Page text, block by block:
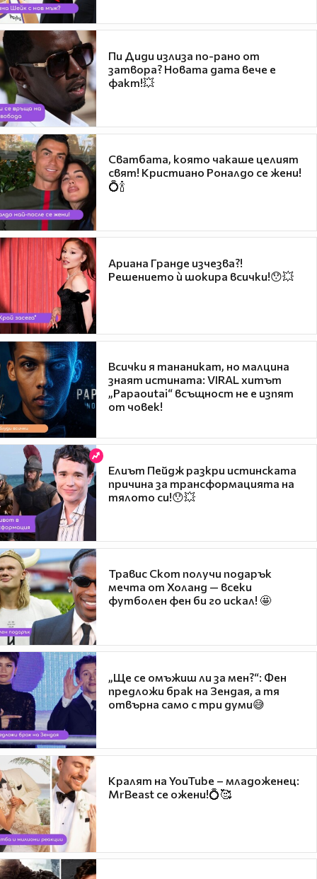
Пи Диди излиза по-рано от
затвора? Новата дата вече е
факт!💥
Сватбата, която чакаше целият
свят! Кристиано Роналдо се жени!
💍🍾
Ариана Гранде изчезва?!
Решението ѝ шокира всички!😯💥
Всички я тананикат, но малцина
знаят истината: VIRAL хитът
„Papaoutai“ всъщност не е изпят
от човек!
Елиът Пейдж разкри истинската
причина за трансформацията на
тялото си!😯💥
Травис Скот получи подарък
мечта от Холанд — всеки
футболен фен би го искал! 🤩
„Ще се омъжиш ли за мен?“: Фен
предложи брак на Зендая, а тя
отвърна само с три думи😅
Кралят на YouTube – младоженец:
MrBeast се ожени!💍🥰